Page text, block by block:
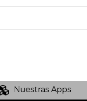
Nuestras Apps